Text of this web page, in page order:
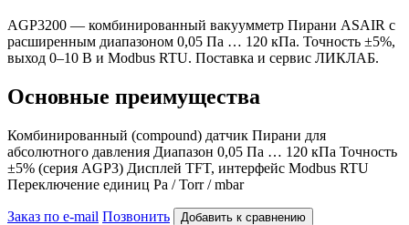
AGP3200 — комбинированный вакуумметр Пирани ASAIR с
расширенным диапазоном 0,05 Па … 120 кПа. Точность ±5%,
выход 0–10 В и Modbus RTU. Поставка и сервис ЛИКЛАБ.
Основные преимущества
Комбинированный (compound) датчик Пирани для
абсолютного давления Диапазон 0,05 Па … 120 кПа Точность
±5% (серия AGP3) Дисплей TFT, интерфейс Modbus RTU
Переключение единиц Pa / Torr / mbar
Заказ по e-mail Позвонить Добавить к сравнению